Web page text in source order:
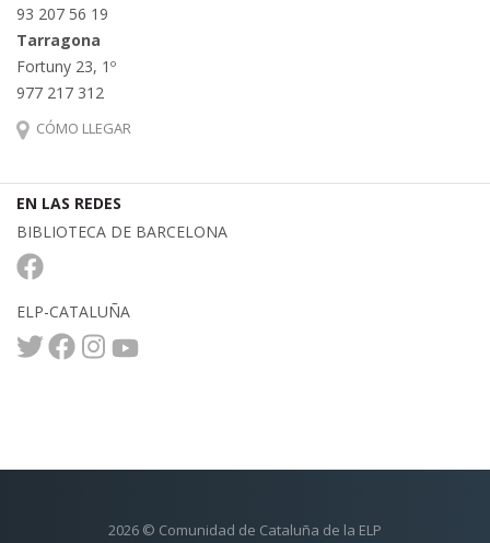
93 207 56 19
Tarragona
Fortuny 23, 1º
977 217 312
CÓMO LLEGAR
EN LAS REDES
BIBLIOTECA DE BARCELONA
ELP-CATALUÑA
2026 © Comunidad de Cataluña de la ELP